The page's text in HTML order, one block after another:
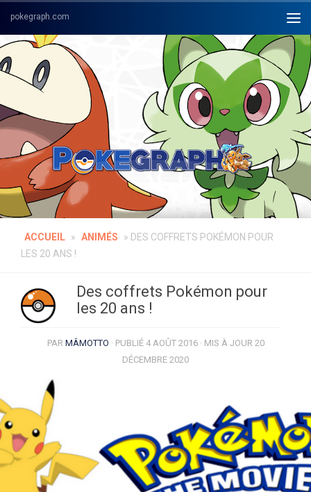
Skip to content
ACCUEIL » ANIMÉS » DES COFFRETS POKÉMON POUR
LES 20 ANS !
Des coffrets Pokémon pour
les 20 ans !
PAR MÂMOTTO · PUBLIÉ 4 AOÛT 2016· MIS À JOUR 20
DÉCEMBRE 2020